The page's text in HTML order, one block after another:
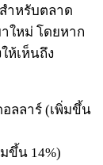
ำหรับตลาด
ใหม่ โดยหาก
ห้เห็นถึง
อลลาร์ (เพิ่มขึ้น
ขึ้น 14%)